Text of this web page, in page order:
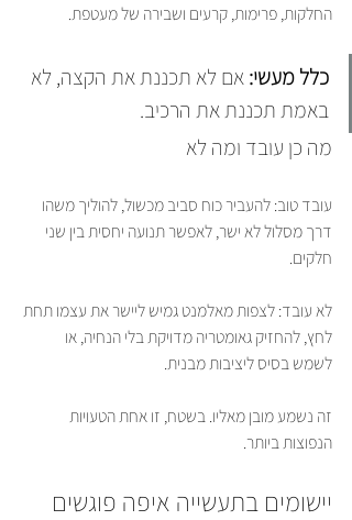
החלקות, פרימות, קרעים ושבירה של מעטפת.
כלל מעשי: אם לא תכננת את הקצה, לא
באמת תכננת את הרכיב.
מה כן עובד ומה לא
עובד טוב: להעביר כוח סביב מכשול, להוליך משהו
דרך מסלול לא ישר, לאפשר תנועה יחסית בין שני
חלקים.
לא עובד: לצפות מאלמנט גמיש ליישר את עצמו תחת
לחץ, להחזיק גאומטריה מדויקת בלי הנחיה, או
לשמש בסיס ליציבות מבנית.
זה נשמע מובן מאליו. בשטח, זו אחת הטעויות
הנפוצות ביותר.
יישומים בתעשייה איפה פוגשים